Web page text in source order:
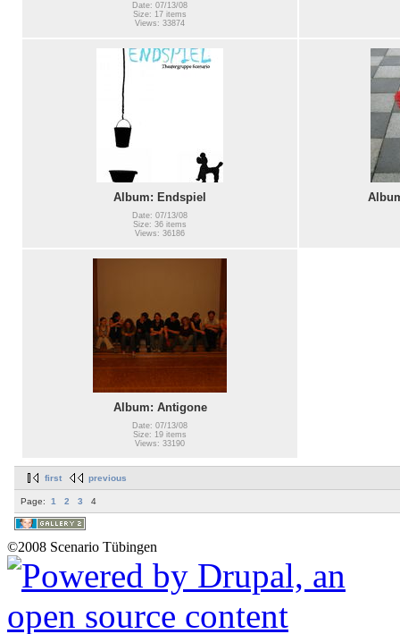
Date: 07/13/08
Size: 17 items
Views: 33874
Album: Endspiel
Date: 07/13/08
Size: 36 items
Views: 36186
Album: Antigone
Date: 07/13/08
Size: 19 items
Views: 33190
first previous
Page: 1 2 3 4
©2008 Scenario Tübingen